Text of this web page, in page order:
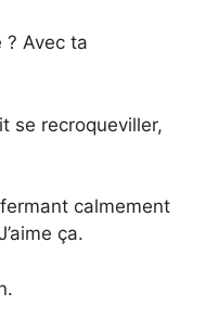
Avec ta
se recroqueviller,
calmement
ça.